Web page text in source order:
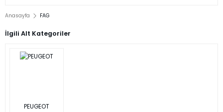
Anasayfa FAG
İlgili Alt Kategoriler
PEUGEOT